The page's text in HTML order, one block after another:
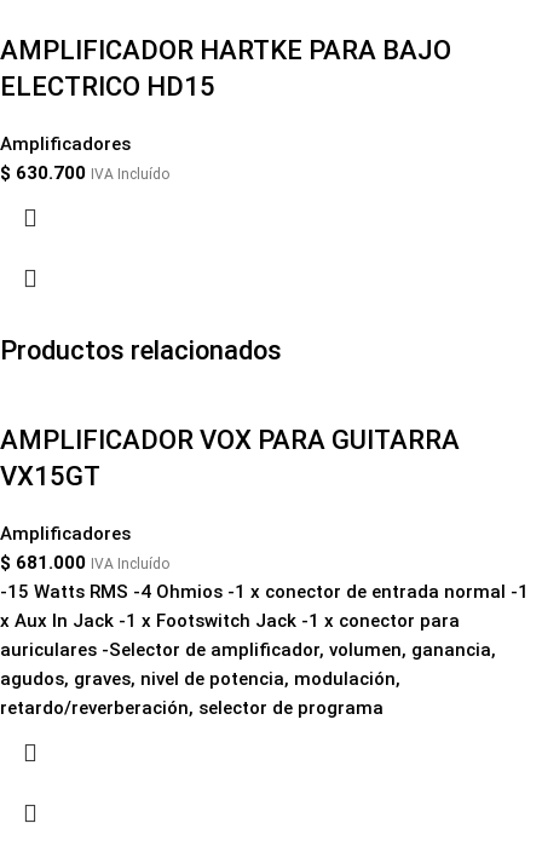
AMPLIFICADOR HARTKE PARA BAJO
ELECTRICO HD15
Amplificadores
$ 630.700 IVA Incluído
Productos relacionados
AMPLIFICADOR VOX PARA GUITARRA
VX15GT
Amplificadores
$ 681.000 IVA Incluído
-15 Watts RMS -4 Ohmios -1 x conector de entrada normal -1
x Aux In Jack -1 x Footswitch Jack -1 x conector para
auriculares -Selector de amplificador, volumen, ganancia,
agudos, graves, nivel de potencia, modulación,
retardo/reverberación, selector de programa